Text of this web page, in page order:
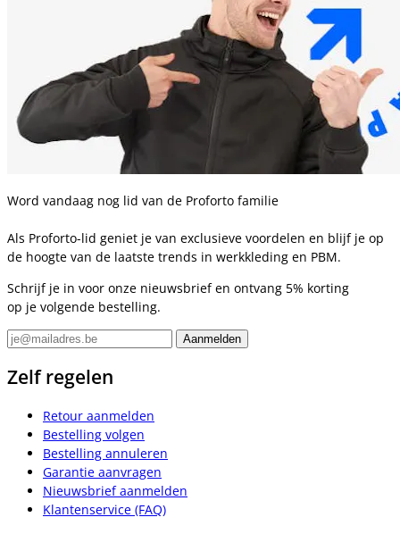
Word vandaag nog lid van de Proforto familie
Als Proforto-lid geniet je van exclusieve voordelen en blijf je op
de hoogte van de laatste trends in werkkleding en PBM.
Schrijf je in voor onze nieuwsbrief en ontvang 5% korting
op je volgende bestelling.
Zelf regelen
Retour aanmelden
Bestelling volgen
Bestelling annuleren
Garantie aanvragen
Nieuwsbrief aanmelden
Klantenservice (FAQ)